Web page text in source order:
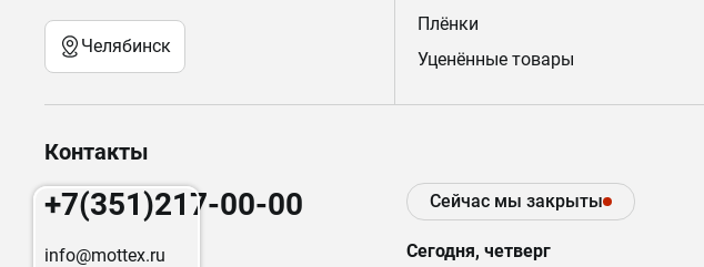
Челябинск
Плёнки
Уценённые товары
Контакты
+7(351)217-00-00
info@mottex.ru
Сейчас мы закрыты
Сегодня, четверг